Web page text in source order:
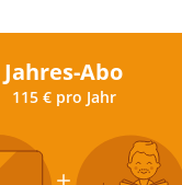
Jahres-Abo
115 € pro Jahr